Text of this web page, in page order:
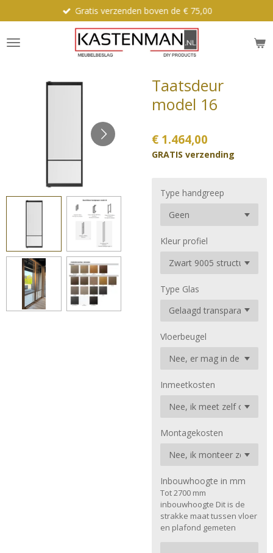
direct
naar
de
Gratis verzenden boven de € 75,00
Taatsdeur
model 16
€ 1.464,00
GRATIS verzending
Type handgreep
Kleur profiel
Type Glas
Vloerbeugel
Inmeetkosten
Montagekosten
Inbouwhoogte in mm
Tot 2700 mm
inbouwhoogte Dit is de
strakke maat tussen vloer
en plafond gemeten